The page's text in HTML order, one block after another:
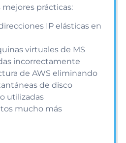
prácticas:
IP elásticas en
virtuales de MS
incorrectamente
de AWS eliminando
de disco
utilizadas
mucho más